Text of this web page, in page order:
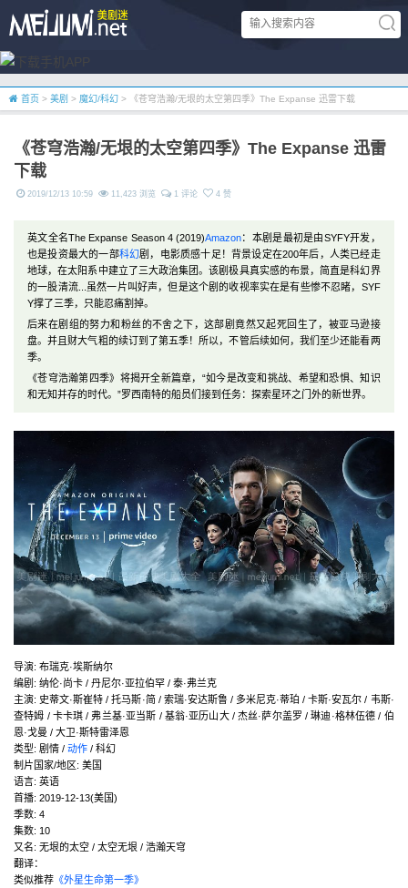
首页 > 美剧 > 魔幻/科幻 > 《苍穹浩瀚/无垠的太空第四季》The Expanse 迅雷下载
《苍穹浩瀚/无垠的太空第四季》The Expanse 迅雷
下载
2019/12/13 10:59 11,423 浏览 1 评论 4 赞
英文全名The Expanse Season 4 (2019)Amazon：本剧是最初是由SYFY开发，
也是投资最大的一部科幻剧，电影质感十足！背景设定在200年后，人类已经走
地球，在太阳系中建立了三大政治集团。该剧极具真实感的布景，简直是科幻界
的一股清流...虽然一片叫好声，但是这个剧的收视率实在是有些惨不忍睹，SYF
Y撑了三季，只能忍痛割掉。
后来在剧组的努力和粉丝的不舍之下，这部剧竟然又起死回生了，被亚马逊接
盘。并且财大气粗的续订到了第五季！所以，不管后续如何，我们至少还能看两
季。
《苍穹浩瀚第四季》将揭开全新篇章，“如今是改变和挑战、希望和恐惧、知识
和无知并存的时代。”罗西南特的船员们接到任务：探索星环之门外的新世界。
导演: 布瑞克·埃斯纳尔
编剧 : 纳伦·尚卡 / 丹尼尔·亚拉伯罕 / 泰·弗兰克
主演: 史蒂文·斯崔特 / 托马斯·简 / 索瑞·安达斯鲁 / 多米尼克·蒂珀 / 卡斯·安瓦尔 / 韦斯·
查特姆 / 卡卡琪 / 弗兰基·亚当斯 / 基翁·亚历山大 / 杰丝·萨尔盖罗 / 琳迪·格林伍德 / 伯
恩·戈曼 / 大卫·斯特雷泽恩
类型: 剧情 / 动作 / 科幻
制片国家/地区: 美国
语言: 英语
首播: 2019-12-13(美国)
季数: 4
集数: 10
又名: 无垠的太空 / 太空无垠 / 浩瀚天穹
翻译：
类似推荐 《外星生命第一季》